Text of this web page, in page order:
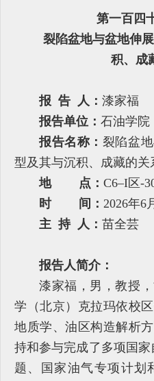
第一百四
裂陷盆地与盆地伸
积、成
报 告 人： 漆家福
报告单位： 石油学院
报告名称： 裂陷盆
型及其与沉积、成藏的关
地 点： C6–I区-
时 间： 2026年6
主 持 人： 苗全芸
报告人简介：
漆家福，男，教授
学（北京）克拉玛依校
地质学、油区构造解析
持和参与完成了多项国
题、国家油气专项计划